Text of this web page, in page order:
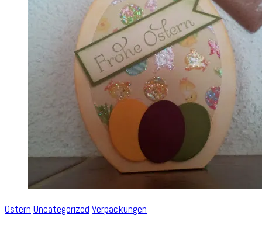
Ostern Uncategorized Verpackungen